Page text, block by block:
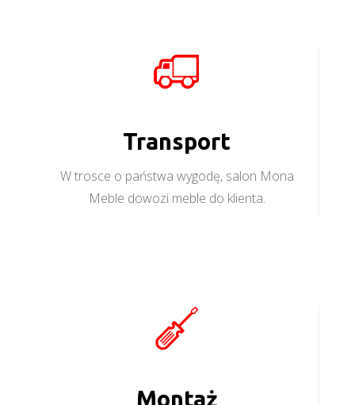
Transport
W trosce o państwa wygodę, salon Mona
Meble dowozi meble do klienta.
Montaż